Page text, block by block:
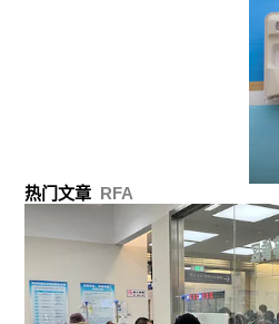
热门文章 RFA